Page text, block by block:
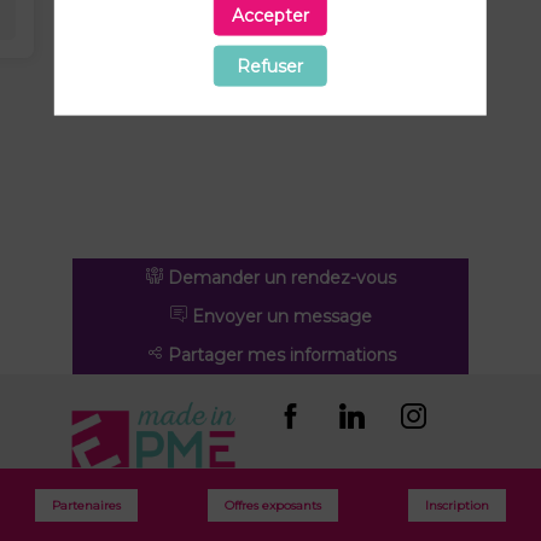
Demander un rendez-vous
Envoyer un message
Partager mes informations
Toutes les
Partenaires Offres exposants Inscription
Accepter
Refuser